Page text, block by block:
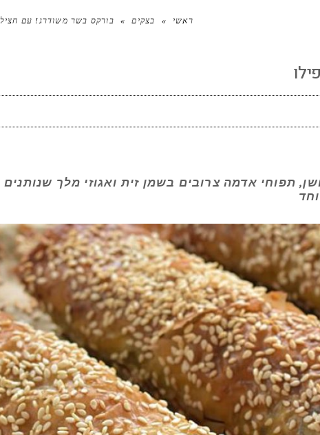
ראשי » בצקים » בורקס בשר משודרג! עם
תפוחי אדמה צרובים בשמן זית ואגוזי מלך שנותנים